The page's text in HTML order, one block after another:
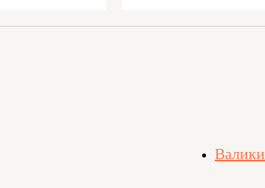
Валики